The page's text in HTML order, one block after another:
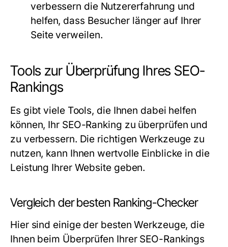
verbessern die Nutzererfahrung und
helfen, dass Besucher länger auf Ihrer
Seite verweilen.
Tools zur Überprüfung Ihres SEO-
Rankings
Es gibt viele Tools, die Ihnen dabei helfen
können, Ihr SEO-Ranking zu überprüfen und
zu verbessern. Die richtigen Werkzeuge zu
nutzen, kann Ihnen wertvolle Einblicke in die
Leistung Ihrer Website geben.
Vergleich der besten Ranking-Checker
Hier sind einige der besten Werkzeuge, die
Ihnen beim Überprüfen Ihrer SEO-Rankings